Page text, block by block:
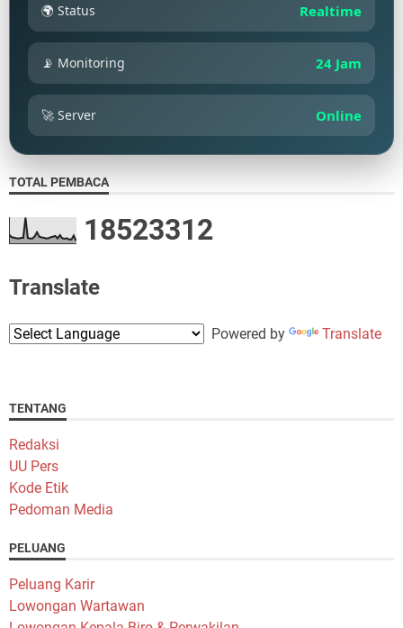
🌍 Status Realtime
📡 Monitoring 24 Jam
🚀 Server Online
TOTAL PEMBACA
18523312
Translate
Powered by Translate
TENTANG
Redaksi
UU Pers
Kode Etik
Pedoman Media
PELUANG
Peluang Karir
Lowongan Wartawan